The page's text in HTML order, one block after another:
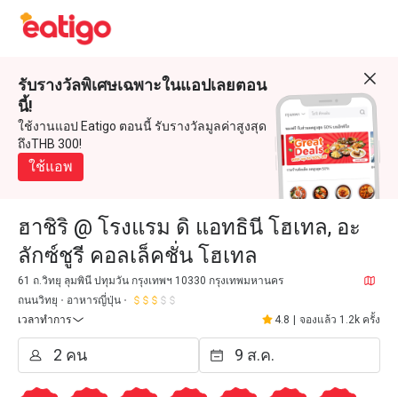
รับรางวัลพิเศษเฉพาะในแอปเลยตอน
นี้!
ใช้งานแอป Eatigo ตอนนี้ รับรางวัลมูลค่าสูงสุด
ถึงTHB 300!
ใช้แอพ
ฮาชิริ @ โรงแรม ดิ แอทธินี โฮเทล, อะ
ลักซ์ชูรี คอลเล็คชั่น โฮเทล
61 ถ.วิทยุ ลุมพินี ปทุมวัน กรุงเทพฯ 10330 กรุงเทพมหานคร
ถนนวิทยุ
อาหารญี่ปุ่น
เวลาทำการ
4.8 จองแล้ว 1.2k ครั้ง